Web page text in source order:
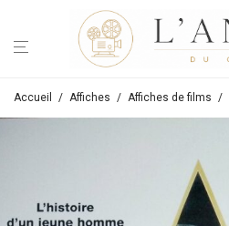
Accueil / Affiches / Affiches de films /